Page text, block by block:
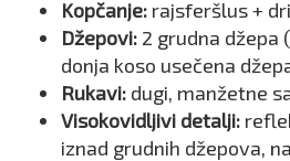
Kopčanje: rajsferšlus +
Džepovi: 2 grudna džepa
donja koso usečena
Rukavi: dugi, manžetne
Visokovidljivi detalji:
iznad grudnih džepova,